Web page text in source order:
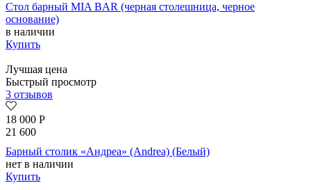
Стол барный MIA BAR (черная столешница, черное
основание)
в наличии
Купить
Лучшая цена
Быстрый просмотр
3 отзывов
18 000 Р
21 600
Барный столик «Андреа» (Andrea) (Белый)
нет в наличии
Купить